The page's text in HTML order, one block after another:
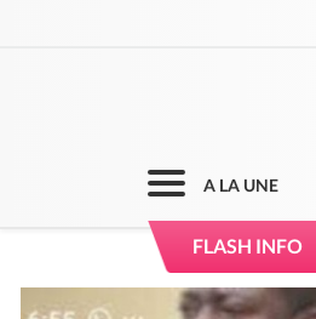
A LA UNE
FLASH INFO